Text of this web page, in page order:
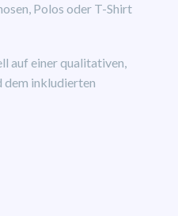
Polos oder T-Shirt
auf einer qualitativen,
dem inkludierten